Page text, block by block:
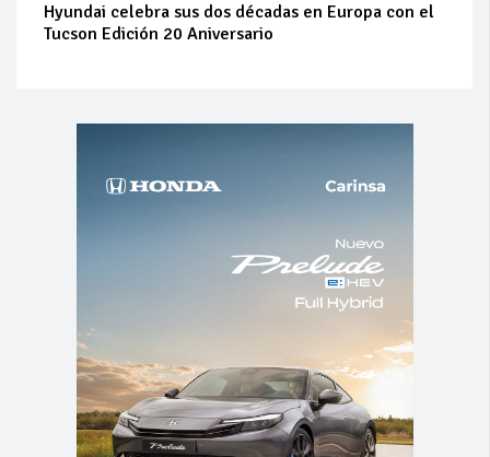
Hyundai celebra sus dos décadas en Europa con el
Tucson Edición 20 Aniversario